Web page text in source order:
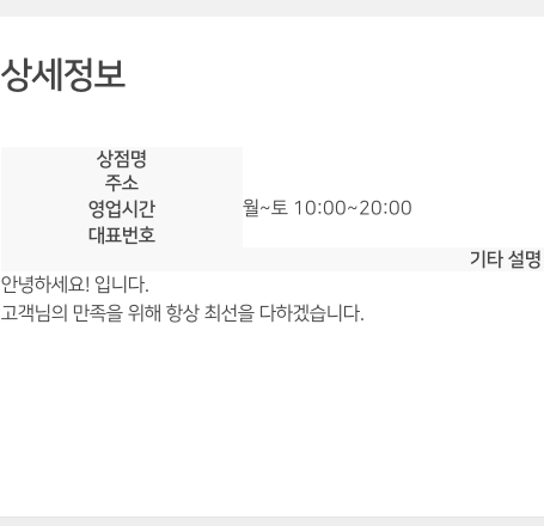
상세정보
상점명
주소
영업시간
월~토 10:00~20:00
대표번호
기타 설명
안녕하세요! 입니다.
고객님의 만족을 위해 항상 최선을 다하겠습니다.